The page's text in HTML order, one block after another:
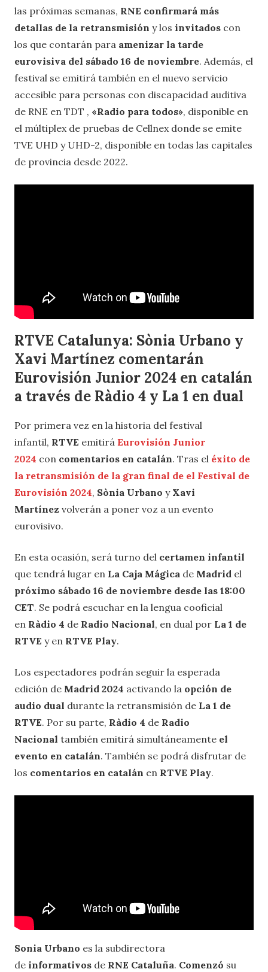
las próximas semanas, RNE confirmará más
detallas de la retransmisión y los invitados con
los que contarán para amenizar la tarde
eurovisiva del sábado 16 de noviembre. Además, el
festival se emitirá también en el nuevo servicio
accesible para personas con discapacidad auditiva
de RNE en TDT , «Radio para todos», disponible en
el múltiplex de pruebas de Cellnex donde se emite
TVE UHD y UHD-2, disponible en todas las capitales
de provincia desde 2022.
RTVE Catalunya: Sònia Urbano y
Xavi Martínez comentarán
Eurovisión Junior 2024 en catalán
a través de Ràdio 4 y La 1 en dual
Por primera vez en la historia del festival
infantil, RTVE emitirá Eurovisión Junior
2024 con comentarios en catalán. Tras el éxito de
la retransmisión de la gran final de el Festival de
Eurovisión 2024, Sònia Urbano y Xavi
Martínez volverán a poner voz a un evento
eurovisivo.
En esta ocasión, será turno del certamen infantil
que tendrá lugar en La Caja Mágica de Madrid el
próximo sábado 16 de noviembre desde las 18:00
CET. Se podrá escuchar en la lengua cooficial
en Ràdio 4 de Radio Nacional, en dual por La 1 de
RTVE y en RTVE Play.
Los espectadores podrán seguir la esperada
edición de Madrid 2024 activando la opción de
audio dual durante la retransmisión de La 1 de
RTVE. Por su parte, Ràdio 4 de Radio
Nacional también emitirá simultáneamente el
evento en catalán. También se podrá disfrutar de
los comentarios en catalán en RTVE Play.
Sonia Urbano es la subdirectora
de informativos de RNE Cataluña. Comenzó su